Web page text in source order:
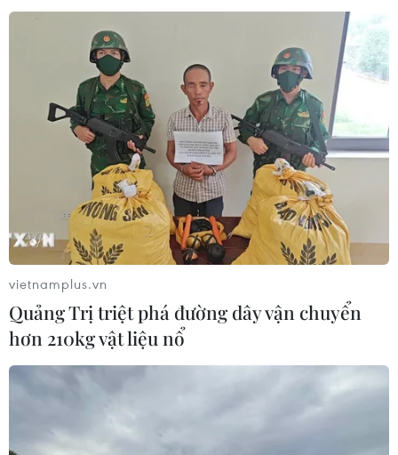
Ngày Thầy thuốc Việt Nam: Các trái tim
tình nguyện hướng về cộng đồng
27/02/2023 12:42
Câu lạc bộ Thầy thuốc trẻ tỉnh Bến Tre đã trở thành “mái
nhà chung” cho các thành viên để phát huy vai trò của
thầy thuốc trẻ trong sự nghiệp bảo vệ, chăm sóc và
nâng cao sức khỏe nhân dân.
vietnamplus.vn
Quảng Trị triệt phá đường dây vận chuyển
hơn 210kg vật liệu nổ